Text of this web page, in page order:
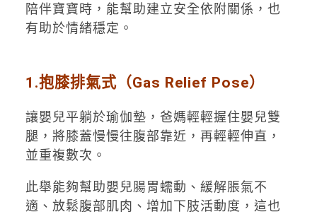
陪伴寶寶時，能幫助建立安全依附關係，也
有助於情緒穩定。
1.抱膝排氣式（Gas Relief Pose）
讓嬰兒平躺於瑜伽墊，爸媽輕輕握住嬰兒雙
腿，將膝蓋慢慢往腹部靠近，再輕輕伸直，
並重複數次。
此舉能夠幫助嬰兒腸胃蠕動、緩解脹氣不
適、放鬆腹部肌肉、增加下肢活動度，這也